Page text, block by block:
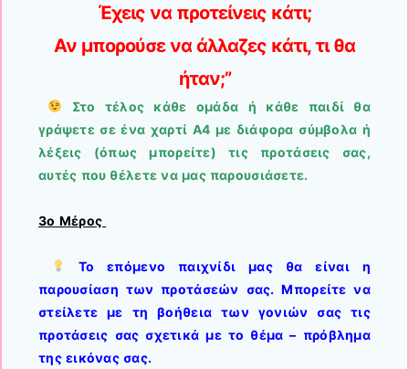
Έχεις να προτείνεις κάτι;
Αν μπορούσε να άλλαζες κάτι, τι θα
ήταν;”
Στο τέλος κάθε ομάδα ή κάθε παιδί θα
γράψετε σε ένα χαρτί Α4 με διάφορα σύμβολα ή
λέξεις (όπως μπορείτε) τις προτάσεις σας,
αυτές που θέλετε να μας παρουσιάσετε.
3ο Μέρος
Το επόμενο παιχνίδι μας θα είναι η
παρουσίαση των προτάσεών σας.Μπορείτε να
στείλετε με τη βοήθεια των γονιών σας τις
προτάσεις σας σχετικά με το θέμα – πρόβλημα
της εικόνας σας.